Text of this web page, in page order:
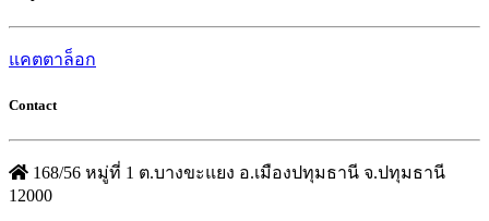
แคตตาล็อก
Contact
168/56 หมู่ที่ 1 ต.บางขะแยง อ.เมืองปทุมธานี จ.ปทุมธานี
12000